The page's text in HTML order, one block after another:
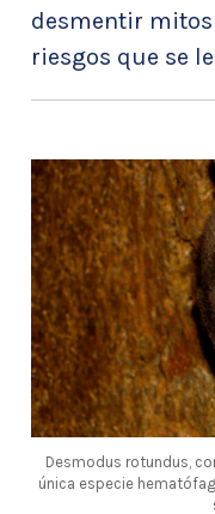
desmentir mitos
riesgos que se
Desmodus rotundus,
única especie